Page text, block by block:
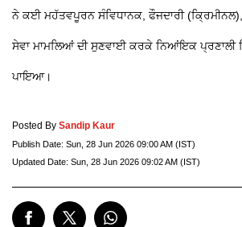
ਨੇ ਕਈ ਮਹੱਤਵਪੂਰਨ ਸੰਵਿਧਾਨਕ, ਫੌਜਦਾਰੀ
ਸੇਵਾ ਮਾਮਲਿਆਂ ਦੀ ਸੁਣਵਾਈ ਕਰਕੇ ਨਿਆਂਇਕ ਪ੍ਰਣਾਲੀ
ਪਾਇਆ।
Posted By Sandip Kaur
Publish Date: Sun, 28 Jun 2026 09:00 AM (IST)
Updated Date: Sun, 28 Jun 2026 09:02 AM (IST)